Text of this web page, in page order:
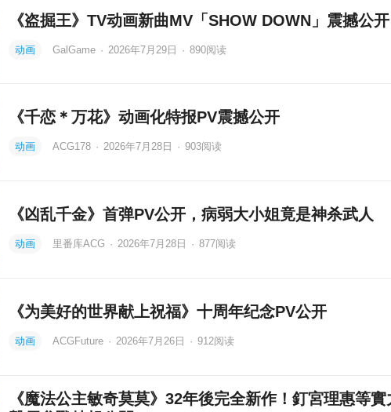
《盗掘王》TV动画新曲MV「SHOW DOWN」震撼公开
动画 GalGame · 2026年7月29日 · 890阅读
《千恋＊万花》动画化特报PV震撼公开
动画 ACG178 · 2026年7月28日 · 903阅读
《凶乱千金》首弹PV公开，病弱大小姐竟是神杀武人
动画 里番库ACG · 2026年7月28日 · 877阅读
《为美好的世界献上祝福》十周年纪念PV公开
动画 ACGFuture · 2026年7月26日 · 912阅读
《魔法公主敏奇莫莫》32年後完全新作！釘宮理惠等實